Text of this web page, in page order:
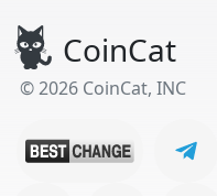
CoinCat
© 2026 CoinCat, INC